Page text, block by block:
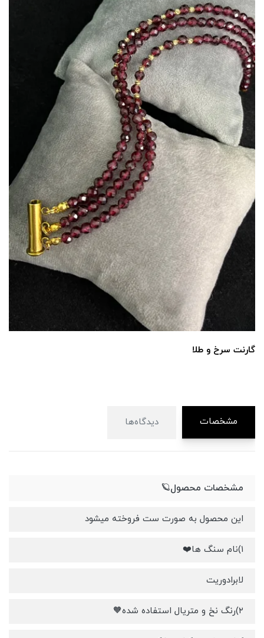
گارنت سرخ و طلا
مشخصات دیدگاه‌ها
مشخصات محصول🪐
این محصول به صورت ست فروخته میشود
۱)نام سنگ ها❤️
لابرادوریت
۲)رنگ نخ و متریال استفاده شده🧡